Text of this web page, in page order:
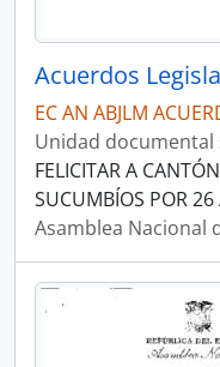
Acuerdos
EC AN ABJLM
Unidad documental
FELICITAR A
SUCUMBÍOS POR 26
Asamblea Nacional